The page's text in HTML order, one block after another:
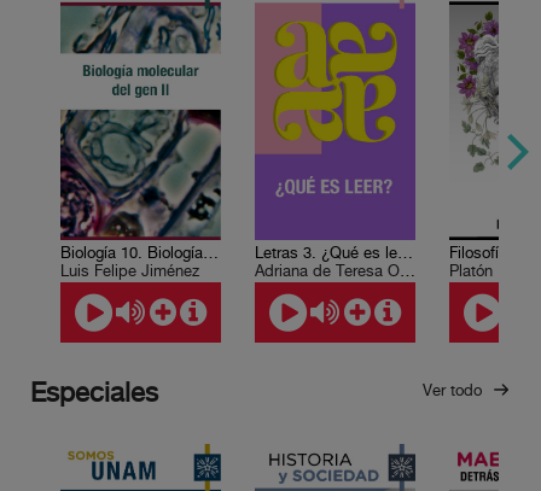
Biología 10. Biología molecular del gen II
Luis Felipe Jiménez
Letras 3. ¿Qué es leer?
Adriana de Teresa Ochoa
Platón
Especiales Ver todo